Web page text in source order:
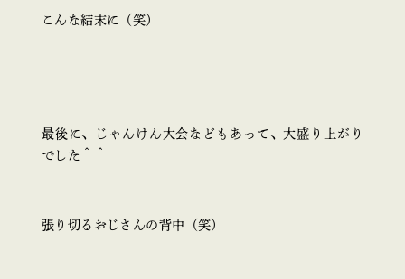
こんな結末に（笑）
最後に、じゃんけん大会などもあって、大盛り上がり
でした＾＾
張り切るおじさんの背中（笑）